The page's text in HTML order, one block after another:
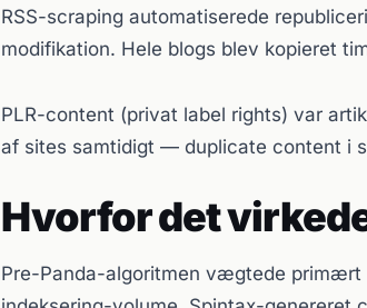
RSS-scraping automatiserede
modifikation. Hele blogs blev kopieret
PLR-content (privat label rights) var
af sites samtidigt — duplicate content i
Hvorfor det
Pre-Panda-algoritmen vægtede primært